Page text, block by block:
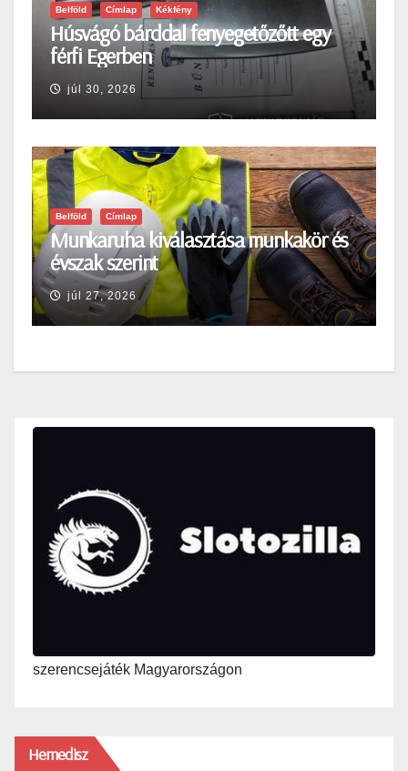
Belföld Címlap Kékfény
Húsvágó bárddal fenyegetőzőtt egy
férfi Egerben
júl 30, 2026
Belföld Címlap
Munkaruha kiválasztása munkakör és
évszak szerint
júl 27, 2026
szerencsejáték Magyarországon
Hemedisz